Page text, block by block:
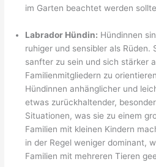
im Garten beachtet werden
Labrador Hündin: Hündinnen
ruhiger und sensibler als Rüden.
sanfter zu sein und sich stärker
Familienmitgliedern zu
Hündinnen anhänglicher und
etwas zurückhaltender,
Situationen, was sie zu einem
Familien mit kleinen Kindern
in der Regel weniger dominant,
Familien mit mehreren Tieren